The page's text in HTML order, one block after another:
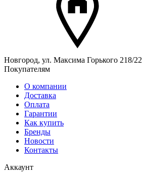
Новгород, ул. Максима Горького 218/22
Покупателям
О компании
Доставка
Оплата
Гарантии
Как купить
Бренды
Новости
Контакты
Аккаунт